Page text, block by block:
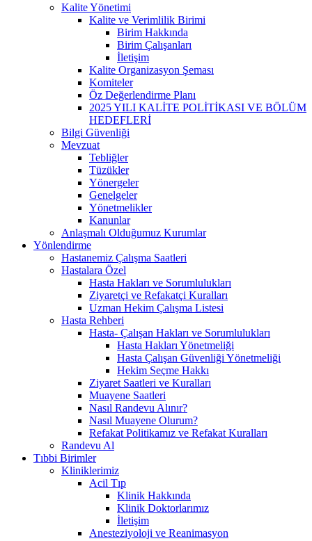
Kalite Yönetimi
Kalite ve Verimlilik Birimi
Birim Hakkında
Birim Çalışanları
İletişim
Kalite Organizasyon Şeması
Komiteler
Öz Değerlendirme Planı
2025 YILI KALİTE POLİTİKASI VE BÖLÜM
HEDEFLERİ
Bilgi Güvenliği
Mevzuat
Tebliğler
Tüzükler
Yönergeler
Genelgeler
Yönetmelikler
Kanunlar
Anlaşmalı Olduğumuz Kurumlar
Yönlendirme
Hastanemiz Çalışma Saatleri
Hastalara Özel
Hasta Hakları ve Sorumlulukları
Ziyaretçi ve Refakatçi Kuralları
Uzman Hekim Çalışma Listesi
Hasta Rehberi
Hasta- Çalışan Hakları ve Sorumlulukları
Hasta Hakları Yönetmeliği
Hasta Çalışan Güvenliği Yönetmeliği
Hekim Seçme Hakkı
Ziyaret Saatleri ve Kuralları
Muayene Saatleri
Nasıl Randevu Alınır?
Nasıl Muayene Olurum?
Refakat Politikamız ve Refakat Kuralları
Randevu Al
Tıbbi Birimler
Kliniklerimiz
Acil Tıp
Klinik Hakkında
Klinik Doktorlarımız
İletişim
Anesteziyoloji ve Reanimasyon